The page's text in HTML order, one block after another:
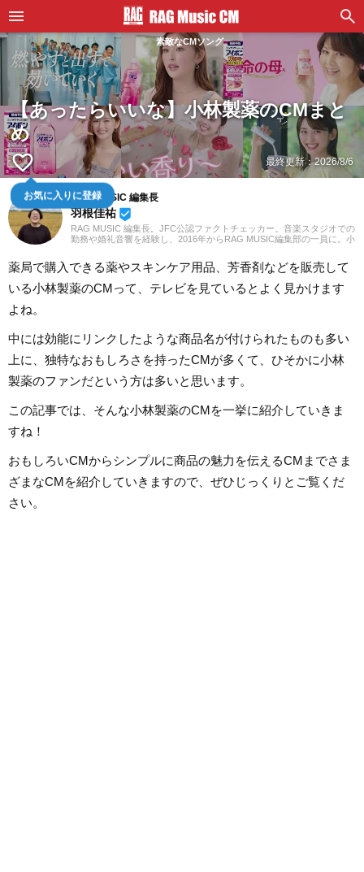
素敵なCMソング
【あったらいいな】小林製薬のCMまと
め
favorite_border
お気に入りに登録
最終更新：2026/8/6
RAG MUSIC 編集長
羽根佳祐 beenhere
RAG MUSIC 編集長。JFC公認ファクトチェッカー。音楽スタジオでの
勤務や婚礼音響を経験し、2016年からRAG MUSIC編集部の一員に。小
バンドでドラムと、さまざまな楽器を経験。各種楽曲紹介記事をはじ
め、各地の音楽フェスの紹介記事やライブレポートなど、自身の音楽
活動やこれまでの業務で培った経験を元に日々記事を制作していま
す。音楽は国内外のロックはもちろん、最近ではJ-POPも広く好んで
薬局で購入できる薬やスキンケア用品、芳香剤などを販売して
いる小林製薬のCMって、テレビを見ているとよく見かけます
よね。
中には効能にリンクしたような商品名が付けられたものも多い
上に、独特なおもしろさを持ったCMが多くて、ひそかに小林
製薬のファンだという方は多いと思います。
この記事では、そんな小林製薬のCMを一挙に紹介していきま
すね！
おもしろいCMからシンプルに商品の魅力を伝えるCMまでさま
ざまなCMを紹介していきますので、ぜひじっくりとご覧くだ
さい。